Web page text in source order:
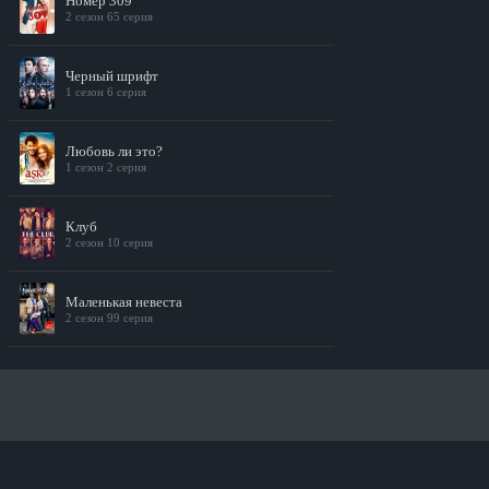
2 сезон 65 серия
Черный шрифт
1 сезон 6 серия
Любовь ли это?
1 сезон 2 серия
Клуб
2 сезон 10 серия
Маленькая невеста
2 сезон 99 серия